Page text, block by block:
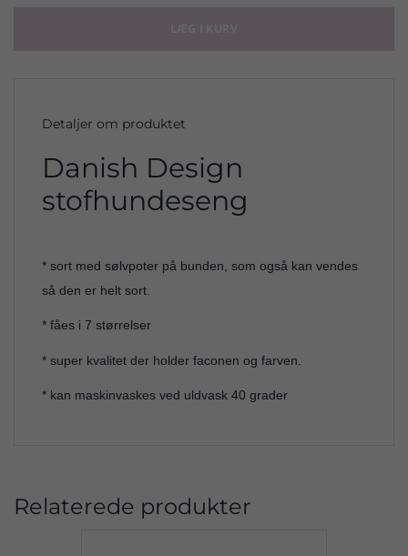
Detaljer om produktet
Danish Design
stofhundeseng
* sort med sølvpoter på bunden, som også kan vendes
så den er helt sort.
* fåes i 7 størrelser
* super kvalitet der holder faconen og farven.
* kan maskinvaskes ved uldvask 40 grader
Relaterede produkter